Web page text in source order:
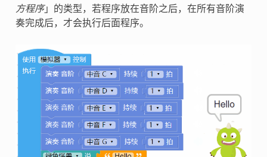
方程序」的类型，若程序放在音阶之后，在所有音阶演
奏完成后，才会执行后面程序。